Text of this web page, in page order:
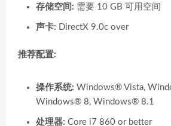
存储空间: 需要 10 GB 可用空间
声卡: DirectX 9.0c over
推荐配置:
操作系统: Windows® Vista,
Windows® 8, Windows® 8.1
处理器: Core i7 860 or better